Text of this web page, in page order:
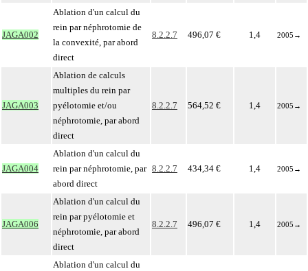
JAGA002
Ablation d'un calcul du
rein par néphrotomie de
la convexité, par abord
direct
8.2.2.7 496,07 € 1,4 2005 →
JAGA003
Ablation de calculs
multiples du rein par
pyélotomie et/ou
néphrotomie, par abord
direct
8.2.2.7 564,52 € 1,4 2005 →
JAGA004
Ablation d'un calcul du
rein par néphrotomie, par
abord direct
8.2.2.7 434,34 € 1,4 2005 →
JAGA006
Ablation d'un calcul du
rein par pyélotomie et
néphrotomie, par abord
direct
8.2.2.7 496,07 € 1,4 2005 →
Ablation d'un calcul du